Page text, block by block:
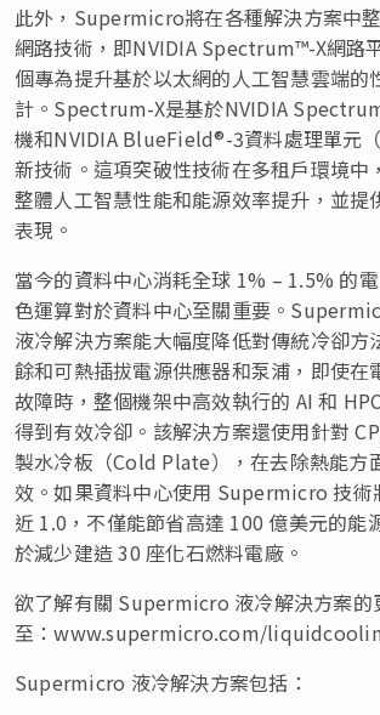
此外，Supermicro將在各種解決方案中
網路技術，即NVIDIA Spectrum™-X網路
個專為提升基於以太網的人工智慧雲端的
計。Spectrum-X是基於NVIDIA
機和NVIDIA BlueField®-3資料處理單元
新技術。這項突破性技術在多租戶環境中
整體人工智慧性能和能源效率提升，並提
表現。
當今的資料中心消耗全球 1% – 1.5% 的
色運算對於資料中心至關重要。
液冷解決方案能大幅度降低對傳統冷卻方
餘和可熱插拔電源供應器和泵浦，即使在
故障時，整個機架中高效執行的 AI 和
得到有效冷卻。該解決方案還使用針對
製水冷板（Cold Plate），在去除熱能方
效。如果資料中心使用 Supermicro 技術
近 1.0，不僅能節省高達 100 億美元的能
於減少建造 30 座化石燃料電廠。
欲了解有關 Supermicro 液冷解決方案的
至：www.supermicro.com/
Supermicro 液冷解決方案包括：